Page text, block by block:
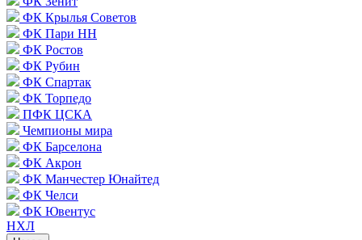
ФК Крылья Советов
ФК Пари НН
ФК Ростов
ФК Рубин
ФК Спартак
ФК Торпедо
ПФК ЦСКА
Чемпионы мира
ФК Барселона
ФК Акрон
ФК Манчестер Юнайтед
ФК Челси
ФК Ювентус
НХЛ